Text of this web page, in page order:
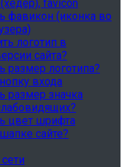
favicon
фавикон (иконка во
логотип в
сайта?
размер логотипа?
входа
размер значка
цвет шрифта
сайте?